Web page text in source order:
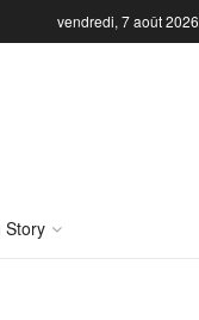
vendredi, 7 août 2026
Story